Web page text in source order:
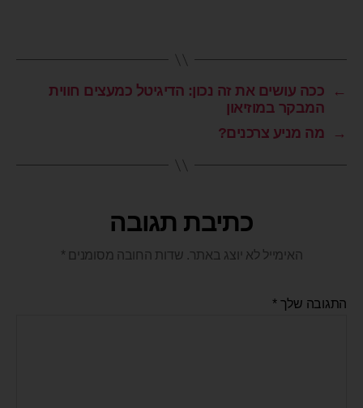
←
ככה עושים את זה נכון: הדיגיטל כמעצים חווית
המבקר במוזיאון
→
מה מניע צרכנים?
כתיבת תגובה
האימייל לא יוצג באתר. שדות החובה מסומנים *
התגובה שלך*